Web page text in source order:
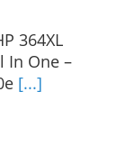
364XL
In One –
[...]